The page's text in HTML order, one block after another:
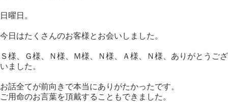
日曜日。
今日はたくさんのお客様とお会いしました。
Ｓ様、Ｇ様、Ｎ様、Ｍ様、Ｎ様、Ａ様、Ｎ様、ありがとうござ
いました。
お話全てが前向きで本当にありがたかったです。
ご用命のお言葉を頂戴することもできました。